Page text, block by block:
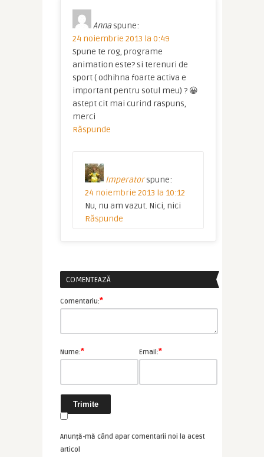
Anna spune:
24 noiembrie 2013 la 0:49
Spune te rog, programe
animation este? si terenuri de
sport ( odhihna foarte activa e
important pentru sotul meu) ? 😀
astept cit mai curind raspuns,
merci
Răspunde
Imperator spune:
24 noiembrie 2013 la 10:12
Nu, nu am vazut. Nici, nici
Răspunde
COMENTEAZĂ
Comentariu:*
Nume:* Email:*
Anunță-mă când apar comentarii noi la acest
articol